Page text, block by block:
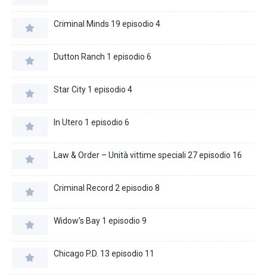
Criminal Minds 19 episodio 4
Dutton Ranch 1 episodio 6
Star City 1 episodio 4
In Utero 1 episodio 6
Law & Order – Unità vittime speciali 27 episodio 16
Criminal Record 2 episodio 8
Widow’s Bay 1 episodio 9
Chicago P.D. 13 episodio 11